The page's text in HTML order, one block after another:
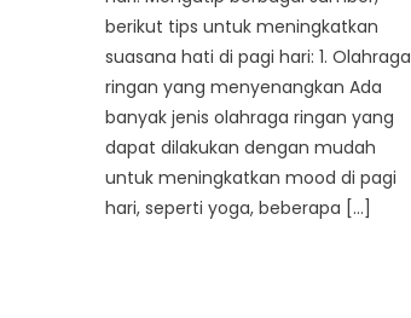
berikut tips untuk meningkatkan
suasana hati di pagi hari: 1. Olahraga
ringan yang menyenangkan Ada
banyak jenis olahraga ringan yang
dapat dilakukan dengan mudah
untuk meningkatkan mood di pagi
hari, seperti yoga, beberapa […]